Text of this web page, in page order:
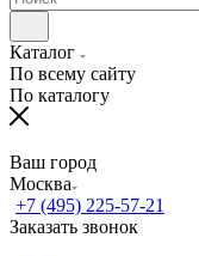
Каталог
По всему сайту
По каталогу
Ваш город
Москва
+7 (495) 225-57-21
Заказать звонок